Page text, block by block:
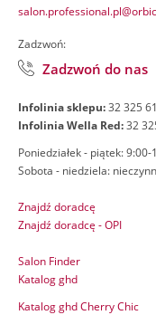
Zadzwoń:
Zadzwoń do nas
Infolinia sklepu:32 325
Infolinia Wella Red:32
Poniedziałek - piątek: 9:00-
Sobota - niedziela:
Znajdź doradcę
Znajdź doradcę - OPI
Salon Finder
Katalog ghd
Katalog ghd Cherry Chic